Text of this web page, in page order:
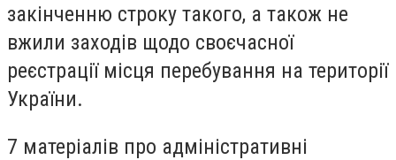
закінченню строку такого, а також не
вжили заходів щодо своєчасної
реєстрації місця перебування на території
України.
7 матеріалів про адміністративні